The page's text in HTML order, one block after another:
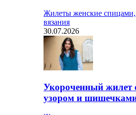
Жилеты женские
вязания
30.07.2026
Укороченный жилет
узором и